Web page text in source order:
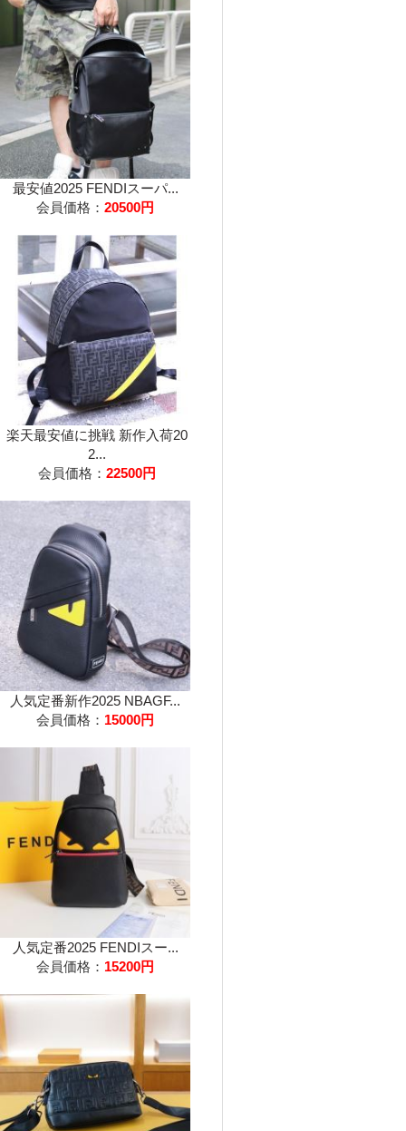
最安値2025 FENDIスーパ...
会員価格： 20500円
楽天最安値に挑戦 新作入荷20
2...
会員価格： 22500円
人気定番新作2025 NBAGF...
会員価格： 15000円
人気定番2025 FENDIスー...
会員価格： 15200円